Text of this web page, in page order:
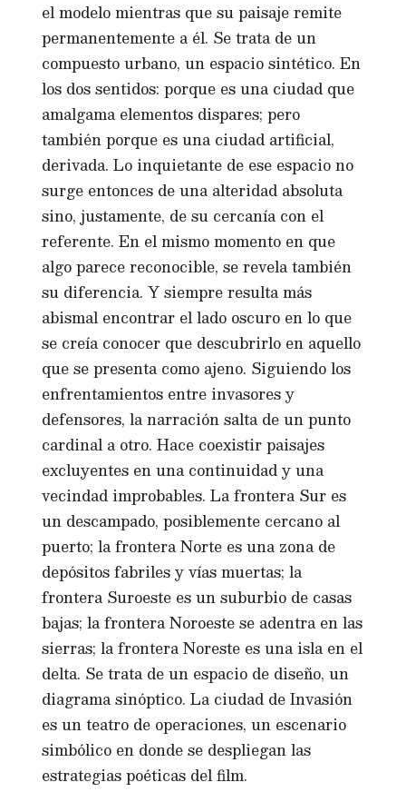
el modelo mientras que su paisaje remite
permanentemente a él. Se trata de un
compuesto urbano, un espacio sintético. En
los dos sentidos: porque es una ciudad que
amalgama elementos dispares; pero
también porque es una ciudad artificial,
derivada. Lo inquietante de ese espacio no
surge entonces de una alteridad absoluta
sino, justamente, de su cercanía con el
referente. En el mismo momento en que
algo parece reconocible, se revela también
su diferencia. Y siempre resulta más
abismal encontrar el lado oscuro en lo que
se creía conocer que descubrirlo en aquello
que se presenta como ajeno. Siguiendo los
enfrentamientos entre invasores y
defensores, la narración salta de un punto
cardinal a otro. Hace coexistir paisajes
excluyentes en una continuidad y una
vecindad improbables. La frontera Sur es
un descampado, posiblemente cercano al
puerto; la frontera Norte es una zona de
depósitos fabriles y vías muertas; la
frontera Suroeste es un suburbio de casas
bajas; la frontera Noroeste se adentra en las
sierras; la frontera Noreste es una isla en el
delta. Se trata de un espacio de diseño, un
diagrama sinóptico. La ciudad de Invasión
es un teatro de operaciones, un escenario
simbólico en donde se despliegan las
estrategias poéticas del film.